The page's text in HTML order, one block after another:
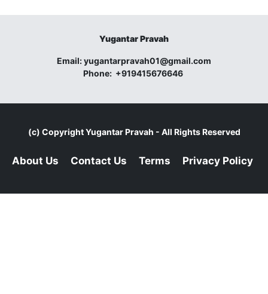
Yugantar Pravah
Email:yugantarpravah01@gmail.com
Phone: +919415676646
(c) CopyrightYugantar Pravah - All Rights Reserved
About Us Contact Us Terms Privacy Policy